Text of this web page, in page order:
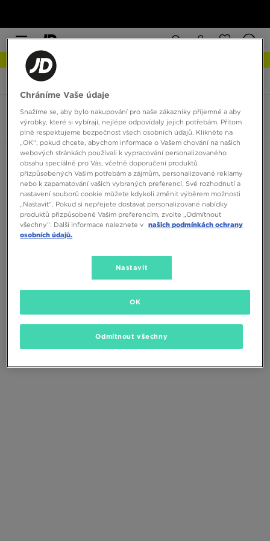
JD Sports The North Face Fastpack
North Face Base Camp
0 produktů
Seřadit:Doporučené Filtrovat
Žádné produkty k zobrazení
Změňte kritéria vyhledávání nebo
odstraňte vybrané filtry
Chráníme Vaše údaje
Snažíme se, aby bylo nakupování pro naše zákazníky příjemné a aby
výrobky, které si vybírají, nejlépe odpovídaly jejich potřebám. Přitom
plně respektujeme bezpečnost všech osobních údajů. Klikněte na
„OK“, pokud chcete, abychom informace o Vašem chování na našich
webových stránkách používali k vypracování personalizovaného
obsahu speciálně pro Vás, včetně doporučení produktů
přizpůsobených Vašim potřebám a zájmům, personalizované reklamy
nebo k zapamatování vašich vybraných preferencí. Své rozhodnutí a
nastavení souborů cookie můžete kdykoli změnit výběrem možnosti
„Nastavit“. Pokud si nepřejete dostávat personalizované nabídky
produktů přizpůsobené Vašim preferencím, zvolte „Odmítnout
všechny“. Další informace naleznete v našich podmínkách ochrany
osobních údajů.
Nastavit
Odmítnout všechny
OK